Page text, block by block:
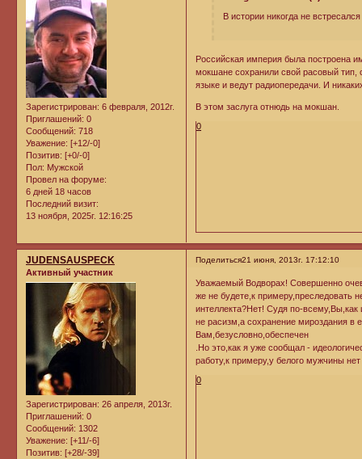
Зарегистрирован: 6 февраля, 2012г.
Приглашений: 0
Сообщений: 718
Уважение: [+12/-0]
Позитив: [+0/-0]
Пол: Мужской
Провел на форуме:
6 дней 18 часов
Последний визит:
13 ноября, 2025г. 12:16:25
В истории никогда не
Российская империя была построена
мокшане сохранили свой расовый тип,
языке и ведут радиопередачи. И
В этом заслуга отнюдь на мокшан.
0
Поделиться21 июня, 2013г. 17:12:10
JUDENSAUSPECK
Активный участник
Зарегистрирован: 26 апреля, 2013г.
Приглашений: 0
Сообщений: 1302
Уважение: [+11/-6]
Позитив: [+28/-39]
Уважаемый Водворах! Совершенно
же не будете,к примеру,преследовать
интеллекта?Нет! Судя по-всему,Вы,как
не расизм,а сохранение мироздания в
Вам,безусловно,обеспечен
.Но это,как я уже сообщал -
работу,к примеру,у белого мужчины
0